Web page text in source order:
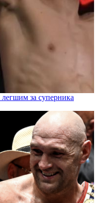
за суперника